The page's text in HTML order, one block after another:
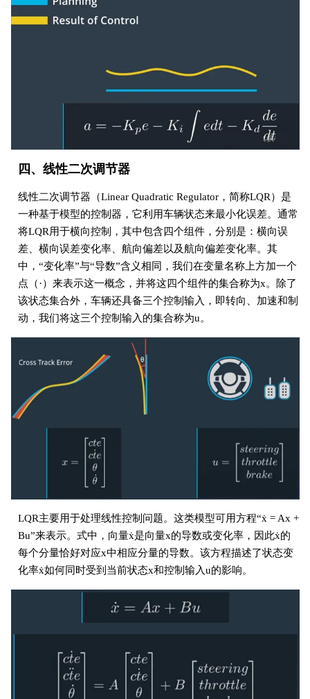
四、线性二次调节器
线性二次调节器（Linear Quadratic Regulator，简称LQR）是
一种基于模型的控制器，它利用车辆状态来最小化误差。通常
将LQR用于横向控制，其中包含四个组件，分别是：横向误
差、横向误差变化率、航向偏差以及航向偏差变化率。其
中，“变化率”与“导数”含义相同，我们在变量名称上方加一个
点（·）来表示这一概念，并将这四个组件的集合称为x。除了
该状态集合外，车辆还具备三个控制输入，即转向、加速和制
动，我们将这三个控制输入的集合称为u。
LQR主要用于处理线性控制问题。这类模型可用方程“ẋ = Ax +
Bu”来表示。式中，向量ẋ是向量x的导数或变化率，因此ẋ的
每个分量恰好对应x中相应分量的导数。该方程描述了状态变
化率ẋ如何同时受到当前状态x和控制输入u的影响。